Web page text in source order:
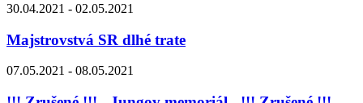
30.04.2021 - 02.05.2021
Majstrovstvá SR dlhé trate
07.05.2021 - 08.05.2021